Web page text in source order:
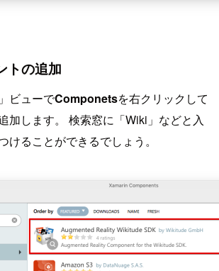
トの追加
ビューでComponetsを右クリックして
加します。 検索窓に「Wiki」などと入
けることができるでしょう。